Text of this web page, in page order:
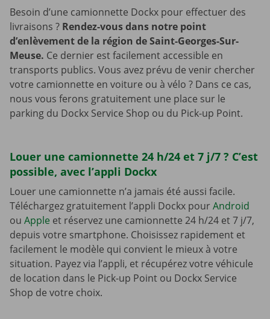
Besoin d’une camionnette Dockx pour effectuer des
livraisons ? Rendez-vous dans notre point
d’enlèvement de la région de Saint-Georges-Sur-
Meuse. Ce dernier est facilement accessible en
transports publics. Vous avez prévu de venir chercher
votre camionnette en voiture ou à vélo ? Dans ce cas,
nous vous ferons gratuitement une place sur le
parking du Dockx Service Shop ou du Pick-up Point.
Louer une camionnette 24 h/24 et 7 j/7 ? C’est
possible, avec l’appli Dockx
Louer une camionnette n’a jamais été aussi facile.
Téléchargez gratuitement l’appli Dockx pourAndroid
ou Apple et réservez une camionnette 24 h/24 et 7 j/7,
depuis votre smartphone. Choisissez rapidement et
facilement le modèle qui convient le mieux à votre
situation. Payez via l’appli, et récupérez votre véhicule
de location dans le Pick-up Point ou Dockx Service
Shop de votre choix.